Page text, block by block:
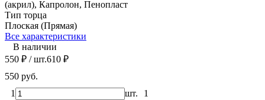
(акрил), Капролон, Пенопласт
Тип торца
Плоская (Прямая)
Все характеристики
В наличии
550 ₽ / шт.610 ₽
550 руб.
1
шт. 1